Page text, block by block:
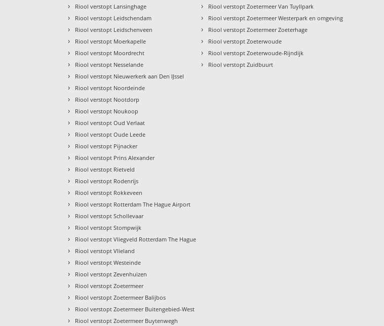
› Riool verstopt Lansinghage
› Riool verstopt Leidschendam
› Riool verstopt Leidschenveen
› Riool verstopt Moerkapelle
› Riool verstopt Moordrecht
› Riool verstopt Nesselande
› Riool verstopt Nieuwerkerk aan Den IJssel
› Riool verstopt Noordeinde
› Riool verstopt Nootdorp
› Riool verstopt Noukoop
› Riool verstopt Oud Verlaat
› Riool verstopt Oude Leede
› Riool verstopt Pijnacker
› Riool verstopt Prins Alexander
› Riool verstopt Rietveld
› Riool verstopt Rodenrijs
› Riool verstopt Rokkeveen
› Riool verstopt Rotterdam The Hague Airport
› Riool verstopt Schollevaar
› Riool verstopt Stompwijk
› Riool verstopt Vliegveld Rotterdam The Hague
› Riool verstopt Vlieland
› Riool verstopt Westeinde
› Riool verstopt Zevenhuizen
› Riool verstopt Zoetermeer
› Riool verstopt Zoetermeer Balijbos
› Riool verstopt Zoetermeer Buitengebied-West
› Riool verstopt Zoetermeer Buytenwegh
› Riool verstopt Zoetermeer Van Tuyllpark
› Riool verstopt Zoetermeer Westerpark en omgeving
› Riool verstopt Zoetermeer Zoeterhage
› Riool verstopt Zoeterwoude
› Riool verstopt Zoeterwoude-Rijndijk
› Riool verstopt Zuidbuurt